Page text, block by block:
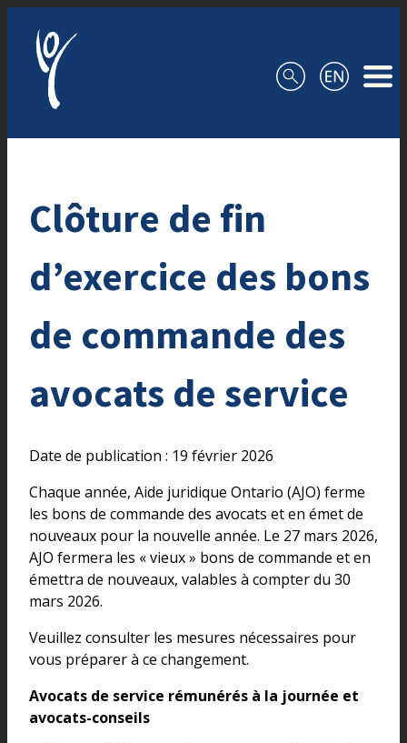
Clôture de fin
d’exercice des bons
de commande des
avocats de service
Date de publication : 19 février 2026
Chaque année, Aide juridique Ontario (AJO) ferme
les bons de commande des avocats et en émet de
nouveaux pour la nouvelle année. Le 27 mars 2026,
AJO fermera les « vieux » bons de commande et en
émettra de nouveaux, valables à compter du 30
mars 2026.
Veuillez consulter les mesures nécessaires pour
vous préparer à ce changement.
Avocats de service rémunérés à la journée et
avocats-conseils